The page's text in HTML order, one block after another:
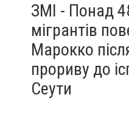
ЗМІ - Понад
мігрантів
Марокко
прориву до
Сеути